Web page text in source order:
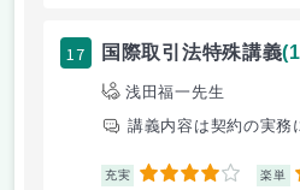
17 国際取引法特殊講義
浅田福一先生
講義内容は契約の実務
充実 4 楽単